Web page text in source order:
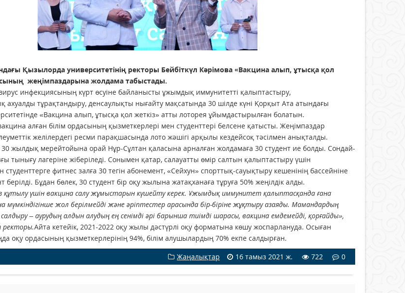
Қызылорда университетінің ректоры Бейбіткүл Кәрімова «Вакцина алып, ұтысқа қол
жеңімпаздарына жолдама табыстады.
инфекциясының күрт өсуіне байланысты ұжымдық иммунитетті қалыптастыру,
ахуалды тұрақтандыру, денсаулықты нығайту мақсатында 30 шілде күні Қорқыт Ата атындағы
«Вакцина алып, ұтысқа қол жеткіз» атты лоторея ұйымдастырылған болатын.
алған білім ордасының қызметкерлері мен студенттері белсене қатысты. Жеңімпаздар
желілердегі ресми парақшасында лото жәшігі арқылы кездейсоқ тәсілмен анықталды.
30 жылдық мерейтойына орай Нұр-Сұлтан қаласына арналған жолдамаға 30 студент ие болды. Сондай-
тынығу лагеріне жіберіледі. Сонымен қатар, салауатты өмір салтын қалыптастыру үшін
фитнес залға 30 тегін абонемент, «Сейхун» спорттық-сауықтыру кешенінің бассейніне
берілді. Бұдан бөлек, 30 студент бір оқу жылына жатақханаға тұруға 50% жеңілдік алды.
құтылу үшін вакцина салу жұмыстарын күшейту керек. Ұжымдық иммунитет қалыптасқанда ғана
мүмкіндігінше жол берілмейді және әріптестер арасында бір-біріне жұқтыру азаяды. Мамандардың
салдыру – аурудың алдын алудың ең сенімді әрі барынша тиімді шарасы, вакцина емдемейді, қорғайды»,
ректоры.Айта кетейік, 2021-2022 оқу жылы дәстүрлі оқу форматына көшу жоспарлануда. Осыған
оқу ордасының қызметкерлерінің 94%, білім алушылардың 70% екпе салдырған.
Жаңалықтар
16 тамыз 2021 ж. 722 0